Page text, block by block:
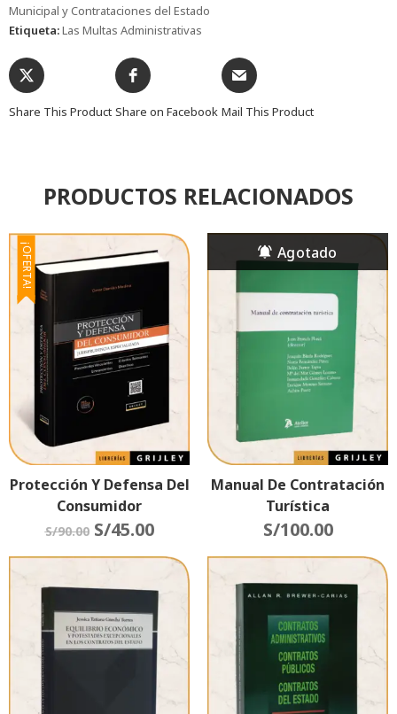
Municipal y Contrataciones del Estado
Etiqueta:Las Multas Administrativas
Share This Product Share on Facebook Mail This Product
PRODUCTOS RELACIONADOS
¡OFERTA!
Protección Y Defensa Del
Consumidor
Jurisprudencia
S/90.00 S/45.00
Manual De Contratación
Turística
S/100.00